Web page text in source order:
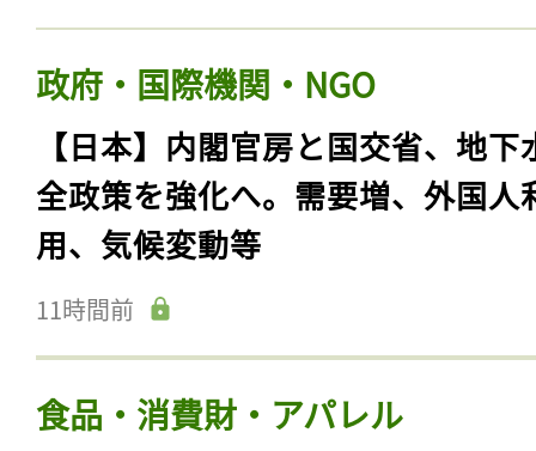
政府・国際機関・NGO
【日本】内閣官房と国交省、地下
全政策を強化へ。需要増、外国人
用、気候変動等
11時間前
食品・消費財・アパレル